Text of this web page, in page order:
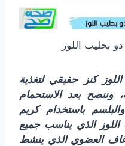
بحليب اللوز
كنز حقيقي لتغذية
وننصح بعد الاستحمام
باستخدام كريم
الذي يناسب جميع
العضوي الذي ينشط